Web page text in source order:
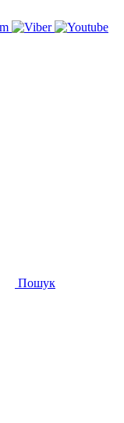
Пошук